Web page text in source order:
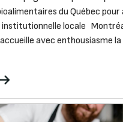
du Québec
locale
avec enthousiasme la